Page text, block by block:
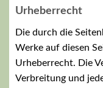
Urheberrecht
Die durch die
Werke auf diesen
Urheberrecht. Die
Verbreitung und